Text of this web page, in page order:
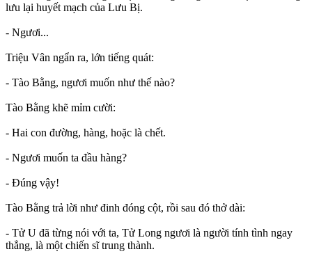
lưu lại huyết mạch của Lưu Bị.
- Ngươi...
Triệu Vân ngẩn ra, lớn tiếng quát:
- Tào Bằng, ngươi muốn như thế nào?
Tào Bằng khẽ mỉm cười:
- Hai con đường, hàng, hoặc là chết.
- Ngươi muốn ta đầu hàng?
- Đúng vậy!
Tào Bằng trả lời như đinh đóng cột, rồi sau đó thở dài:
- Tử U đã từng nói với ta, Tử Long ngươi là người tính tình ngay
thẳng, là một chiến sĩ trung thành.